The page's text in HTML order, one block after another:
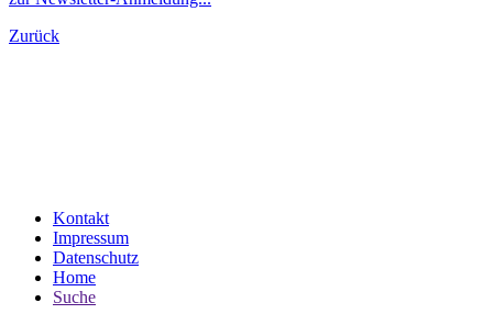
Zurück
Kontakt
Impressum
Datenschutz
Home
Suche